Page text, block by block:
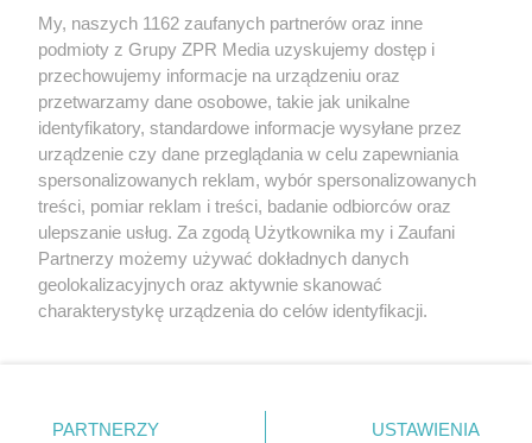
Żaden utwór zamieszczony w serwisie nie może być powielany i
rozpowszechniany lub dalej rozpowszechniany w jakikolwiek sposób (w
tym także elektroniczny lub mechaniczny) na jakimkolwiek polu
eksploatacji w jakiejkolwiek formie, włącznie z umieszczaniem w
Internecie bez pisemnej zgody właściciela praw. Jakiekolwiek użycie lub
wykorzystanie utworów w całości lub w części z naruszeniem prawa,
tzn. bez właściwej zgody, jest zabronione pod groźbą kary i może być
ścigane prawnie.
My, naszych 1162 zaufanych partnerów oraz inne
podmioty z Grupy ZPR Media uzyskujemy dostęp i
przechowujemy informacje na urządzeniu oraz
przetwarzamy dane osobowe, takie jak unikalne
identyfikatory, standardowe informacje wysyłane przez
urządzenie czy dane przeglądania w celu zapewniania
spersonalizowanych reklam, wybór spersonalizowanych
treści, pomiar reklam i treści, badanie odbiorców oraz
ulepszanie usług. Za zgodą Użytkownika my i Zaufani
Partnerzy możemy używać dokładnych danych
geolokalizacyjnych oraz aktywnie skanować
charakterystykę urządzenia do celów identyfikacji.
zmienić/wycofać klikając przycisk ustawień prywatności
PARTNERZY USTAWIENIA